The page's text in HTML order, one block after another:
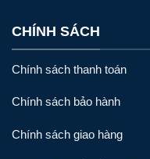
CHÍNH SÁCH
Chính sách thanh toán
Chính sách bảo hành
Chính sách giao hàng